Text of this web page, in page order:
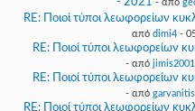
- από
RE: Ποιοί τύποι λεωφορείων
από dimi4 -
RE: Ποιοί τύποι λεωφορείων
- από jimis2001
RE: Ποιοί τύποι λεωφορείων
- από garvanitis
RE: Ποιοί τύποι λεωφορείων